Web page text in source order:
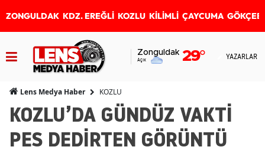
ZONGULDAK KDZ. EREĞLİ KOZLU KİLİMLİ ÇAYCUMA
Zonguldak
Açık 29° YAZARLAR
Lens Medya Haber KOZLU
KOZLU’DA GÜNDÜZ VAKTİ
PES DEDİRTEN GÖRÜNTÜ